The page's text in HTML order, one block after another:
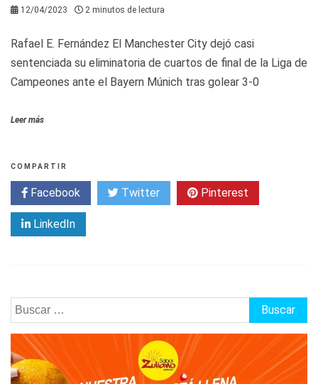
12/04/2023 2 minutos de lectura
Rafael E. Fernández El Manchester City dejó casi
sentenciada su eliminatoria de cuartos de final de la Liga de
Campeones ante el Bayern Múnich tras golear 3-0
Leer más
COMPARTIR
Facebook Twitter Pinterest
LinkedIn
Buscar: